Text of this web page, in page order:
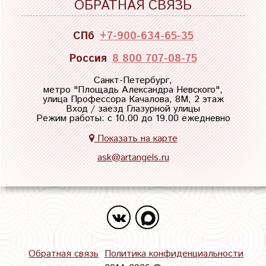
ОБРАТНАЯ СВЯЗЬ
СПб +7-900-634-65-35
Россия 8 800 707-08-75
Санкт-Петербург,
метро "Площадь Александра Невского",
улица Профессора Качалова, 8М, 2 этаж
Вход / заезд Глазурной улицы
Режим работы: с 10.00 до 19.00 ежедневно
Показать на карте
ask@artangels.ru
Обратная связь Политика конфиденциальности